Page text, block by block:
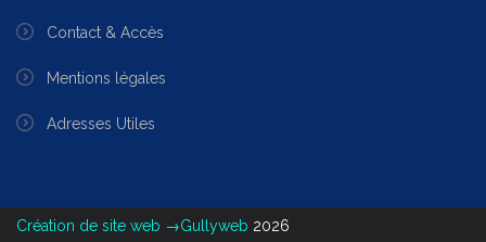
Contact & Accès
Mentions légales
Adresses Utiles
Création de site web →Gullyweb 2026